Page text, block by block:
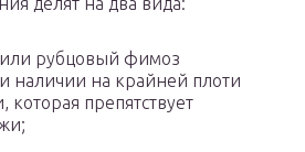
рубцовый фимоз
наличии на крайней плоти
которая препятствует